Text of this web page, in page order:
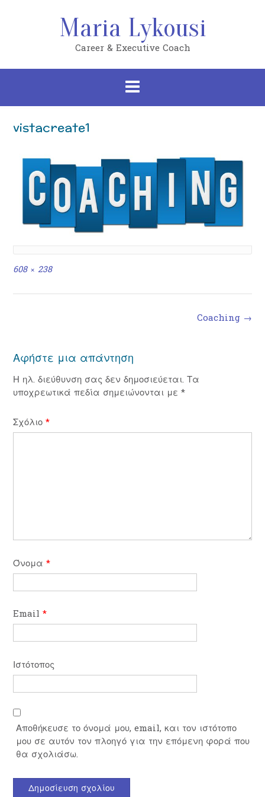
Maria Lykousi
Career & Executive Coach
vistacreate1
Full
608 × 238
Coaching →
Αφήστε μια απάντηση
Η ηλ. διεύθυνση σας δεν δημοσιεύεται. Τα
υποχρεωτικά πεδία σημειώνονται με *
Σχόλιο*
Όνομα *
Email *
Ιστότοπος
Αποθήκευσε το όνομά μου, email, και τον ιστότοπο
μου σε αυτόν τον πλοηγό για την επόμενη φορά που
θα σχολιάσω.